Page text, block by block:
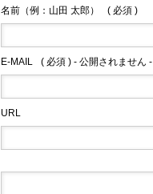
名前（例：山田 太郎） ( 必須 )
E-MAIL ( 必須 ) - 公開されません -
URL